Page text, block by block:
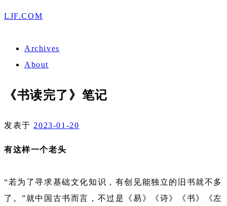
LJF.COM
Archives
About
《书读完了》笔记
发表于 2023-01-20
有这样一个老头
“若为了寻求基础文化知识，有创见能独立的旧书就不多
了。”就中国古书而言，不过是《易》《诗》《书》《左